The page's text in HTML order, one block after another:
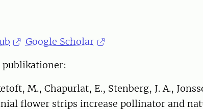
Google Scholar
publikationer:
M., Chapurlat, E., Stenberg, J. A.,
flower strips increase pollinator and